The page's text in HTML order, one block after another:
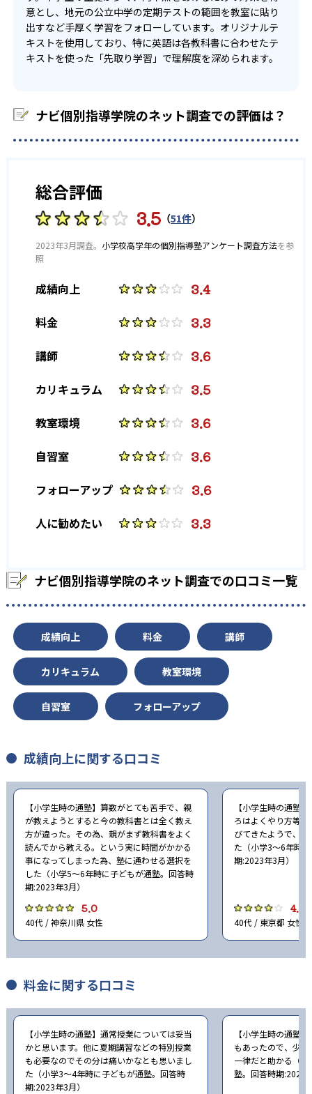
意とし、地元の公立中学の定期テストの範囲を教室に貼り
出すなど手厚く学習をフォローしています。オリジナルテ
キストを使用しており、特に英語は各教科書に合わせたテ
キストを使った「先取り学習」で理解度を深められます。
ナビ個別指導学院のネット調査での評価は？
総合評価
3.5 （51件）
2023年3月調査。 小学校高学年の個別指導塾アンケート調査方法を参
照
成績向上 3.4
料金 3.3
講師 3.6
カリキュラム 3.5
教室環境 3.6
自習室 3.6
フォローアップ 3.6
人に勧めたい 3.3
ナビ個別指導学院のネット調査での口コミ一覧
成績向上 料金 講師
カリキュラム 教室環境
自習室 フォローアップ
成績向上に関する口コミ
【小学生時の通塾】算数がとても苦手で、親
が教えようとすると今の教科書とは全く教え
方が違った。その為、親がまず教科書をよく
読んでから教える。という実に時間がかかる
事になってしまった為、塾に通わせる選択を
した（小学5〜6年時に子どもが通塾。回答時
期:2023年3月）
5.0
40代 / 神奈川県 女性
【小学生時の通塾
ろはよくやり方等
びてきたようで、
た（小学3〜6年時
期:2023年3月）
4.0
40代 / 東京都 女性
料金に関する口コミ
【小学生時の通塾】通常授業については妥当
かと思います。他に夏期講習などの特別授業
も必要なのでその分は痛いかなとも思いまし
た（小学3〜4年時に子どもが通塾。回答時
期:2023年3月）
【小学生時の通塾
もあったので、少
一律だと助かる（
塾。回答時期:2023